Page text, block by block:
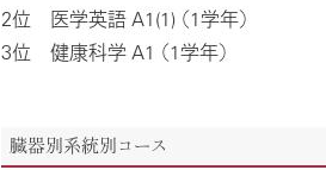
2位 医学英語 A1(1) （1学年）
3位 健康科学 A1 （1学年）
臓器別系統別コース